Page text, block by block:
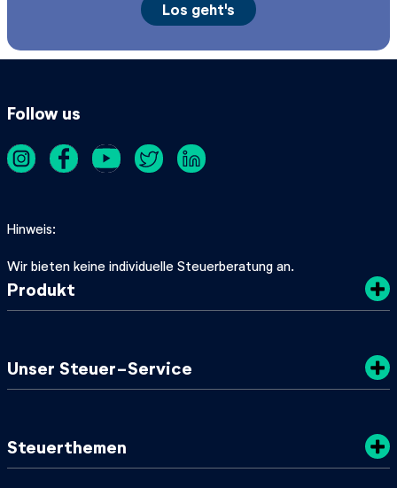
Follow us
Hinweis
Wir bieten keine individuelle Steuerberatung an.
Produkt
Unser Steuer-Service
Steuerthemen